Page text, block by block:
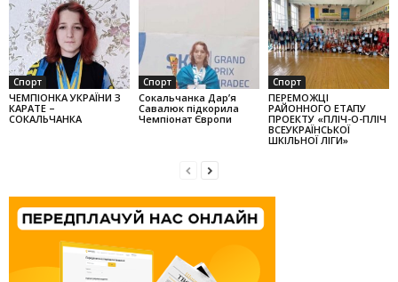
Спорт
ЧЕМПІОНКА УКРАЇНИ З
КАРАТЕ –
СОКАЛЬЧАНКА
Спорт
Сокальчанка Дар’я
Савалюк підкорила
Чемпіонат Європи
Спорт
ПЕРЕМОЖЦІ
РАЙОННОГО ЕТАПУ
ПРОЕКТУ «ПЛІЧ-О-ПЛІЧ
ВСЕУКРАЇНСЬКОЇ
ШКІЛЬНОЇ ЛІГИ»